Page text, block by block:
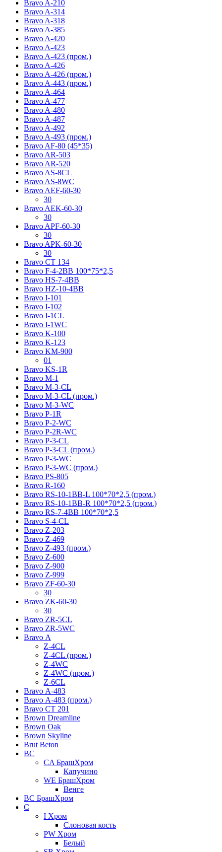
Bravo A-210
Bravo A-314
Bravo A-318
Bravo A-385
Bravo A-420
Bravo A-423
Bravo A-423 (пром.)
Bravo A-426
Bravo A-426 (пром.)
Bravo A-443 (пром.)
Bravo A-464
Bravo A-477
Bravo A-480
Bravo A-487
Bravo A-492
Bravo A-493 (пром.)
Bravo AF-80 (45*35)
Bravo AR-503
Bravo AR-520
Bravo AS-8CL
Bravo AS-8WC
Bravo AЕF-60-30
30
Bravo AЕK-60-30
30
Bravo AРF-60-30
30
Bravo AРK-60-30
30
Bravo CT 134
Bravo F-4-2BB 100*75*2,5
Bravo HS-7-4BB
Bravo HZ-10-4BB
Bravo I-101
Bravo I-102
Bravo I-1CL
Bravo I-1WC
Bravo K-100
Bravo K-123
Bravo KM-900
01
Bravo KS-1R
Bravo M-1
Bravo M-3-CL
Bravo M-3-CL (пром.)
Bravo M-3-WC
Bravo P-1R
Bravo P-2-WC
Bravo P-2R-WC
Bravo P-3-CL
Bravo P-3-CL (пром.)
Bravo P-3-WC
Bravo P-3-WC (пром.)
Bravo PS-805
Bravo R-160
Bravo RS-10-1BB-L 100*70*2,5 (пром.)
Bravo RS-10-1BB-R 100*70*2,5 (пром.)
Bravo RS-7-4BB 100*70*2,5
Bravo S-4-CL
Bravo Z-203
Bravo Z-469
Bravo Z-493 (пром.)
Bravo Z-600
Bravo Z-900
Bravo Z-999
Bravo ZF-60-30
30
Bravo ZK-60-30
30
Bravo ZR-5CL
Bravo ZR-5WC
Bravo А
Z-4CL
Z-4CL (пром.)
Z-4WC
Z-4WC (пром.)
Z-6CL
Bravo А-483
Bravo А-483 (пром.)
Bravo СТ 201
Brown Dreamline
Brown Oak
Brown Skyline
Brut Beton
BС
CA БрашХром
Капучино
WE БрашХром
Венге
BС БрашХром
C
I Хром
Слоновая кость
PW Хром
Белый